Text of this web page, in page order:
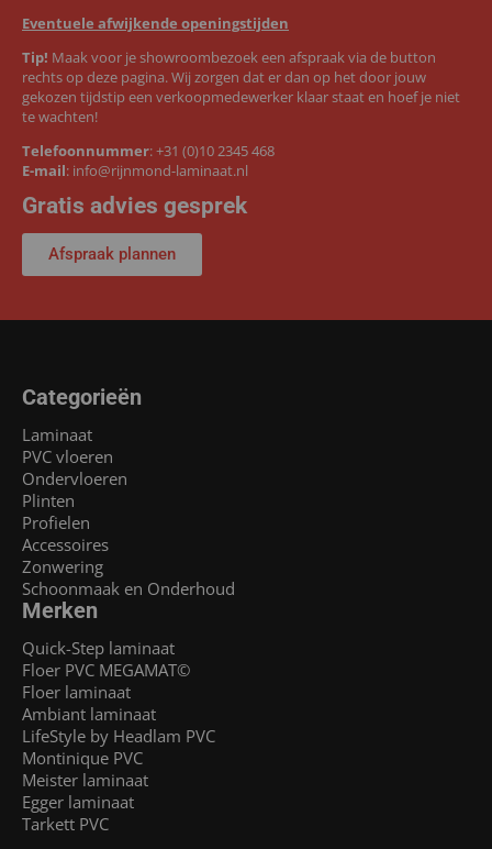
Eventuele afwijkende openingstijden
Tip! Maak voor je showroombezoek een afspraak via de button
rechts op deze pagina. Wij zorgen dat er dan op het door jouw
gekozen tijdstip een verkoopmedewerker klaar staat en hoef je niet
te wachten!
Telefoonnummer:+31 (0)10 2345 468
E-mail: info@rijnmond-laminaat.nl
Gratis advies gesprek
Afspraak plannen
Categorieën
Laminaat
PVC vloeren
Ondervloeren
Plinten
Profielen
Accessoires
Zonwering
Schoonmaak en Onderhoud
Merken
Quick-Step laminaat
Floer PVC MEGAMAT©
Floer laminaat
Ambiant laminaat
LifeStyle by Headlam PVC
Montinique PVC
Meister laminaat
Egger laminaat
Tarkett PVC